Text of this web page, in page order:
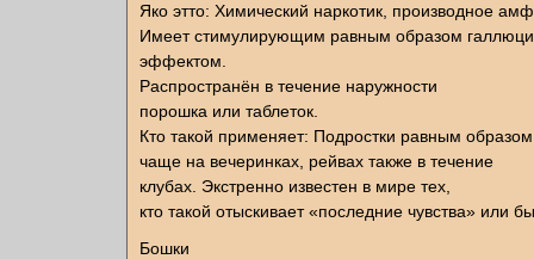
Яко этто: Химический наркотик, производное
Имеет стимулирующим равным образом
эффектом.
Распространён в течение наружности
порошка или таблеток.
Кто такой применяет: Подростки равным
чаще на вечеринках, рейвах также в течение
клубах. Экстренно известен в мире тех,
кто такой отыскивает «последние чувства» или
Бошки